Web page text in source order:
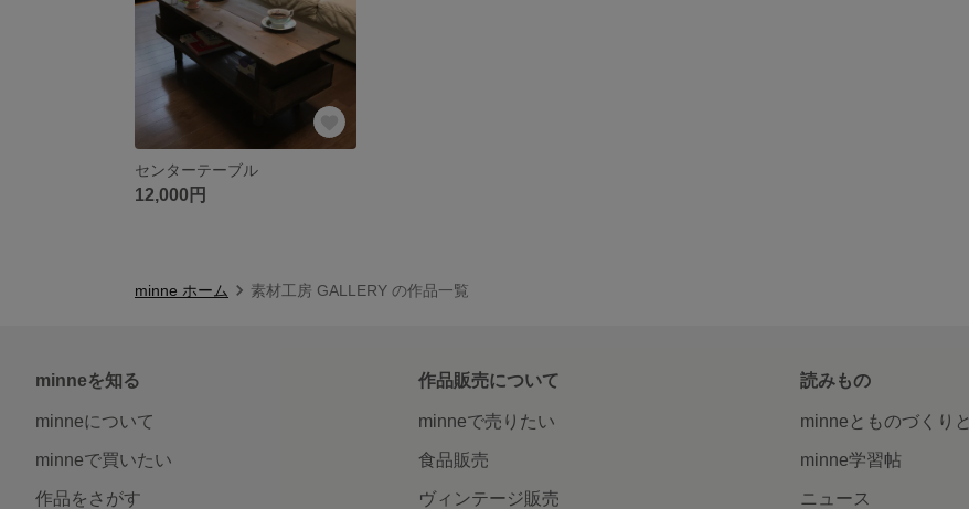
センターテーブル
12,000円
minne ホーム 素材工房 GALLERY の作品一覧
minneを知る
minneについて
minneで買いたい
作品をさがす
作品販売について
minneで売りたい
食品販売
ヴィンテージ販売
読みもの
minneとものづくりと
minne学習帖
ニュース